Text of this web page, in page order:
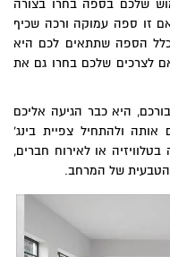
שלכם בספה בחרו בצורה
זו ספה עמוקה ורכה שכיף
הספה שתתאים לכם היא
לצרכים שלכם בחרו גם את
היא כבר הגיעה אליכם
ולהתחיל צפיית בינג'
או לאירוח חברים,
הטבעית של המרחב.